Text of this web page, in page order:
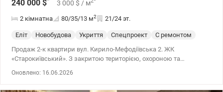
240 000 $ 3 000 $ / м
2 кімнатна 80/35/13 м2 21/24 эт.
Еліт Новобудова Укриття Спецпроект
С ремонтом
Продаж 2-к квартири вул. Кирило-Мефодіївська 2. ЖК
«Старокиївський». З закритою територією, охороною та
Оновлено: 16.06.2026